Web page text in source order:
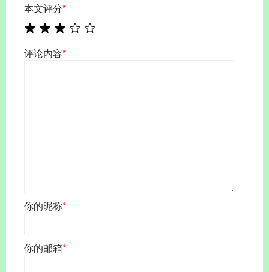
本文评分*
评论内容*
你的昵称*
你的邮箱*